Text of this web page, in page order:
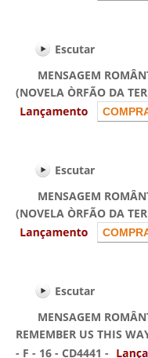
Escutar
MENSAGEM
(NOVELA ÒRFÃO DA
Escutar
MENSAGEM
(NOVELA ÒRFÃO DA
Escutar
MENSAGEM
REMEMBER US THIS
- F - 16 - CD4441 -